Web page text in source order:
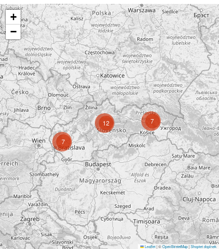
7
7
12
+
−
Leaflet|©OpenStreetMap|Shoptet doplnek